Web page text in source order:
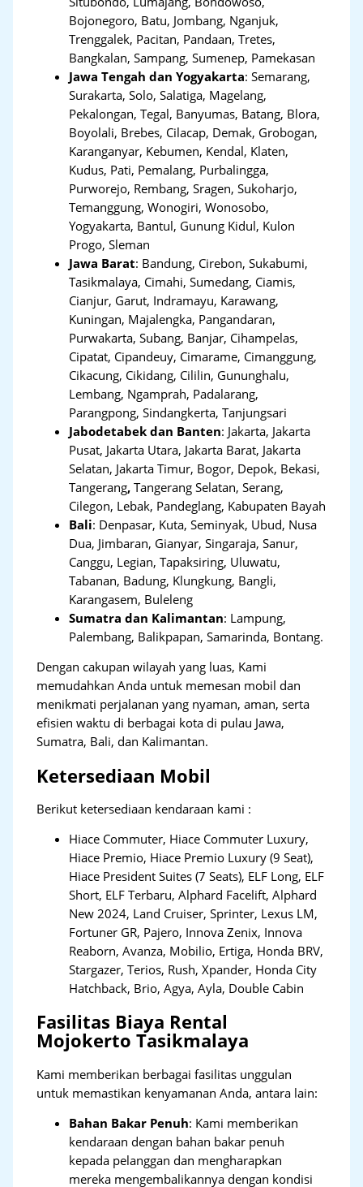
Bojonegoro, Batu, Jombang, Nganjuk,
Trenggalek, Pacitan, Pandaan, Tretes,
Bangkalan, Sampang, Sumenep, Pamekasan
Jawa Tengah dan Yogyakarta:Semarang,
Surakarta, Solo, Salatiga, Magelang,
Pekalongan, Tegal, Banyumas, Batang, Blora,
Boyolali, Brebes, Cilacap, Demak, Grobogan,
Karanganyar, Kebumen, Kendal, Klaten,
Kudus, Pati, Pemalang, Purbalingga,
Purworejo, Rembang, Sragen, Sukoharjo,
Temanggung, Wonogiri, Wonosobo,
Yogyakarta, Bantul, Gunung Kidul, Kulon
Progo, Sleman
Jawa Barat: Bandung, Cirebon, Sukabumi,
Tasikmalaya, Cimahi, Sumedang, Ciamis,
Cianjur, Garut, Indramayu, Karawang,
Kuningan, Majalengka, Pangandaran,
Purwakarta, Subang, Banjar, Cihampelas,
Cipatat, Cipandeuy, Cimarame, Cimanggung,
Cikacung, Cikidang, Cililin, Gununghalu,
Lembang, Ngamprah, Padalarang,
Parangpong, Sindangkerta, Tanjungsari
Jabodetabek dan Banten: Jakarta, Jakarta
Pusat, Jakarta Utara, Jakarta Barat, Jakarta
Selatan, Jakarta Timur, Bogor, Depok, Bekasi,
Tangerang,Tangerang Selatan, Serang,
Cilegon, Lebak, Pandeglang, Kabupaten Bayah
Bali: Denpasar, Kuta, Seminyak, Ubud, Nusa
Dua, Jimbaran, Gianyar, Singaraja, Sanur,
Canggu, Legian, Tapaksiring, Uluwatu,
Tabanan, Badung, Klungkung, Bangli,
Karangasem, Buleleng
Sumatra dan Kalimantan: Lampung,
Palembang, Balikpapan, Samarinda, Bontang.
Dengan cakupan wilayah yang luas, Kami
memudahkan Anda untuk memesan mobil dan
menikmati perjalanan yang nyaman, aman, serta
efisien waktu di berbagai kota di pulau Jawa,
Sumatra, Bali, dan Kalimantan.
Ketersediaan Mobil
Berikut ketersediaan kendaraan kami :
Hiace Commuter, Hiace Commuter Luxury,
Hiace Premio, Hiace Premio Luxury (9 Seat),
Hiace President Suites (7 Seats), ELF Long, ELF
Short, ELF Terbaru, Alphard Facelift, Alphard
New 2024, Land Cruiser, Sprinter, Lexus LM,
Fortuner GR, Pajero, Innova Zenix, Innova
Reaborn, Avanza, Mobilio, Ertiga, Honda BRV,
Stargazer, Terios, Rush, Xpander, Honda City
Hatchback, Brio, Agya, Ayla, Double Cabin
Fasilitas Biaya Rental
Mojokerto Tasikmalaya
Kami memberikan berbagai fasilitas unggulan
untuk memastikan kenyamanan Anda, antara lain:
Bahan Bakar Penuh: Kami memberikan
kendaraan dengan bahan bakar penuh
kepada pelanggan dan mengharapkan
mereka mengembalikannya dengan kondisi